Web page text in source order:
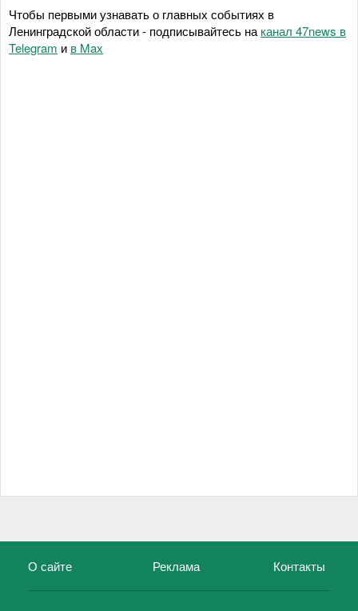
Чтобы первыми узнавать о главных событиях в
Ленинградской области - подписывайтесь на канал 47news в
Telegram и в Maх
О сайте Реклама Контакты